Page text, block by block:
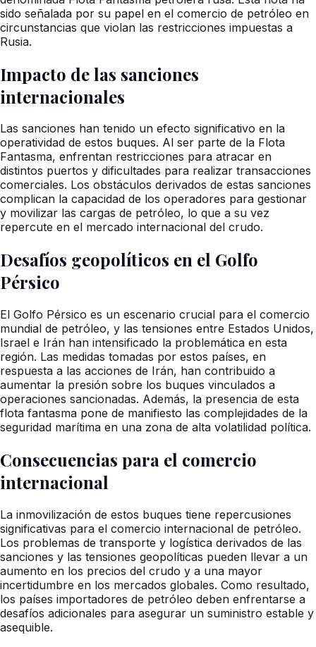
sido señalada por su papel en el comercio de petróleo en
circunstancias que violan las restricciones impuestas a
Rusia.
Impacto de las sanciones
internacionales
Las sanciones han tenido un efecto significativo en la
operatividad de estos buques. Al ser parte de la Flota
Fantasma, enfrentan restricciones para atracar en
distintos puertos y dificultades para realizar transacciones
comerciales. Los obstáculos derivados de estas sanciones
complican la capacidad de los operadores para gestionar
y movilizar las cargas de petróleo, lo que a su vez
repercute en el mercado internacional del crudo.
Desafíos geopolíticos en el Golfo
Pérsico
El Golfo Pérsico es un escenario crucial para el comercio
mundial de petróleo, y las tensiones entre Estados Unidos,
Israel e Irán han intensificado la problemática en esta
región. Las medidas tomadas por estos países, en
respuesta a las acciones de Irán, han contribuido a
aumentar la presión sobre los buques vinculados a
operaciones sancionadas. Además, la presencia de esta
flota fantasma pone de manifiesto las complejidades de la
seguridad marítima en una zona de alta volatilidad política.
Consecuencias para el comercio
internacional
La inmovilización de estos buques tiene repercusiones
significativas para el comercio internacional de petróleo.
Los problemas de transporte y logística derivados de las
sanciones y las tensiones geopolíticas pueden llevar a un
aumento en los precios del crudo y a una mayor
incertidumbre en los mercados globales. Como resultado,
los países importadores de petróleo deben enfrentarse a
desafíos adicionales para asegurar un suministro estable y
asequible.